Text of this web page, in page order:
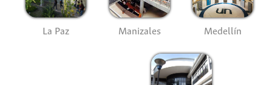
La Paz Manizales Medellín